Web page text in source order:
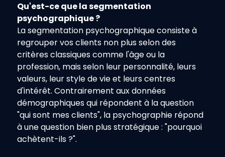
Qu'est-ce que la segmentation
psychographique ?
La segmentation psychographique consiste à
regrouper vos clients non plus selon des
critères classiques comme l'âge ou la
profession, mais selon leur personnalité, leurs
valeurs, leur style de vie et leurs centres
d'intérêt. Contrairement aux données
démographiques qui répondent à la question
"qui sont mes clients", la psychographie répond
à une question bien plus stratégique : "pourquoi
achètent-ils ?".